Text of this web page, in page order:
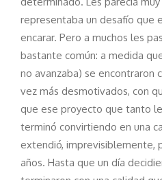
representaba un desafío que
encarar. Pero a muchos les
bastante común: a medida
no avanzaba) se encontraron
vez más desmotivados, con
que ese proyecto que tanto
terminó convirtiendo en una
extendió, imprevisiblemente,
años. Hasta que un día